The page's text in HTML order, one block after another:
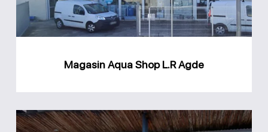
Magasin Aqua Shop L.R Agde
Magasin